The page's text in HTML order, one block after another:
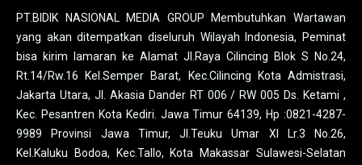
PT.BIDIK NASIONAL MEDIA GROUP Membutuhkan Wartawan
yang akan ditempatkan diseluruh Wilayah Indonesia, Peminat
bisa kirim lamaran ke Alamat Jl.Raya Cilincing Blok S No.24,
Rt.14/Rw.16 Kel.Semper Barat, Kec.Cilincing Kota Admistrasi,
Jakarta Utara, Jl. Akasia Dander RT 006 / RW 005 Ds. Ketami ,
Kec. Pesantren Kota Kediri. Jawa Timur 64139, Hp :0821-4287-
9989 Provinsi Jawa Timur, Jl.Teuku Umar XI Lr.3 No.26,
Kel.Kaluku Bodoa, Kec.Tallo, Kota Makassar Sulawesi-Selatan